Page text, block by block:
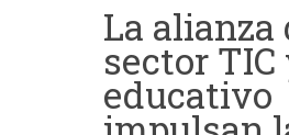
La alianza
sector TIC
educativo